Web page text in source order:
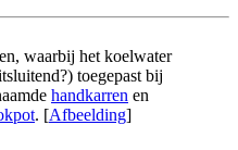
waarbij het koelwater
toegepast bij
handkarren en
. [Afbeelding]